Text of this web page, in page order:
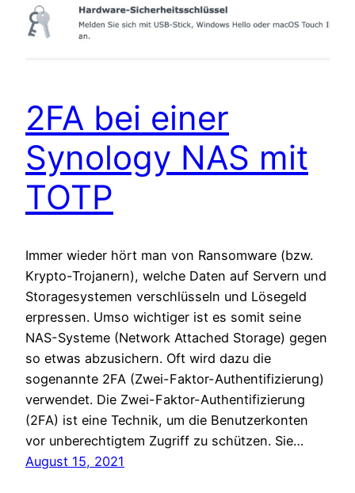
2FA bei einer
Synology NAS mit
TOTP
Immer wieder hört man von Ransomware (bzw.
Krypto-Trojanern), welche Daten auf Servern und
Storagesystemen verschlüsseln und Lösegeld
erpressen. Umso wichtiger ist es somit seine
NAS-Systeme (Network Attached Storage) gegen
so etwas abzusichern. Oft wird dazu die
sogenannte 2FA (Zwei-Faktor-Authentifizierung)
verwendet. Die Zwei-Faktor-Authentifizierung
(2FA) ist eine Technik, um die Benutzerkonten
vor unberechtigtem Zugriff zu schützen. Sie…
August 15, 2021